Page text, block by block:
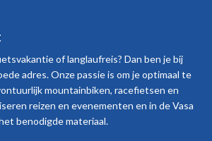
of langlaufreis? Dan ben je bij
adres. Onze passie is om je optimaal te
mountainbiken, racefietsen en
reizen en evenementen en in de Vasa
benodigde materiaal.